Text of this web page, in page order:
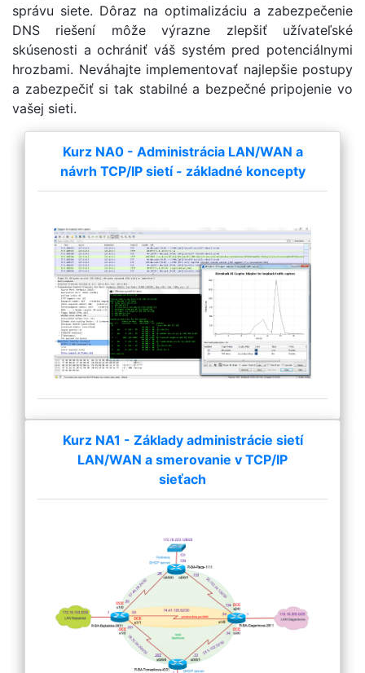
správu siete. Dôraz na optimalizáciu a zabezpečenie
DNS riešení môže výrazne zlepšiť užívateľské
skúsenosti a ochrániť váš systém pred potenciálnymi
hrozbami. Neváhajte implementovať najlepšie postupy
a zabezpečiť si tak stabilné a bezpečné pripojenie vo
vašej sieti.
Kurz NA0 - Administrácia LAN/WAN a
návrh TCP/IP sietí - základné koncepty
Kurz NA1 - Základy administrácie sietí
LAN/WAN a smerovanie v TCP/IP
sieťach